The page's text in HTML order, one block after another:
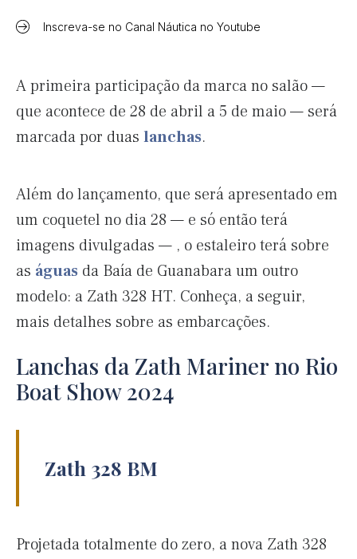
Inscreva-se no Canal Náutica no Youtube
A primeira participação da marca no salão —
que acontece de 28 de abril a 5 de maio — será
marcada por duas lanchas.
Além do lançamento, que será apresentado em
um coquetel no dia 28 — e só então terá
imagens divulgadas — , o estaleiro terá sobre
as águas da Baía de Guanabara um outro
modelo: a Zath 328 HT. Conheça, a seguir,
mais detalhes sobre as embarcações.
Lanchas da Zath Mariner no Rio
Boat Show 2024
Zath 328 BM
Projetada totalmente do zero, a nova Zath 328